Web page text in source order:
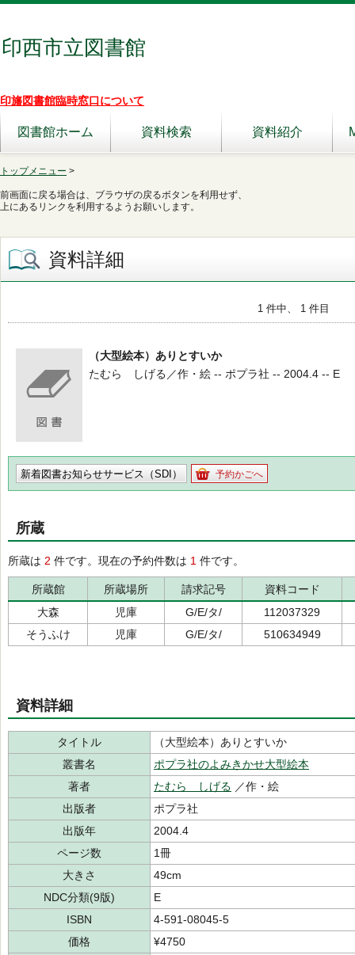
印西市立図書館
印旛図書館臨時窓口について
図書館ホーム 資料検索 資料紹介
トップメニュー >
前画面に戻る場合は、ブラウザの戻るボタンを利用せず、
上にあるリンクを利用するようお願いします。
資料詳細
1 件中、 1 件目
（大型絵本）ありとすいか
たむら しげる／作・絵 -- ポプラ社 -- 2004.4 -- E
新着図書お知らせサービス（SDI） 予約かごへ
所蔵
所蔵は 2 件です。現在の予約件数は 1 件です。
所蔵館 所蔵場所 請求記号
資料コード
大森
児庫 G/E/タ/
112037329
そうふけ
児庫 G/E/タ/ 510634949
資料詳細
タイトル
（大型絵本）ありとすいか
叢書名
ポプラ社のよみきかせ大型絵本
著者
たむら しげる ／作・絵
出版者
ポプラ社
出版年
2004.4
ページ数
1冊
大きさ
49cm
NDC分類(9版)
E
ISBN
4-591-08045-5
価格
¥4750